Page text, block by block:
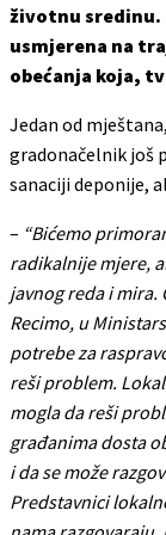
životnu sredinu.
usmjerena na
obećanja koja,
Jedan od mještana,
gradonačelnik još
sanaciji deponije,
– “Bićemo
radikalnije mjere,
javnog reda i mira.
Recimo, u
potrebe za
reši problem.
mogla da reši
građanima dosta
i da se može
Predstavnici